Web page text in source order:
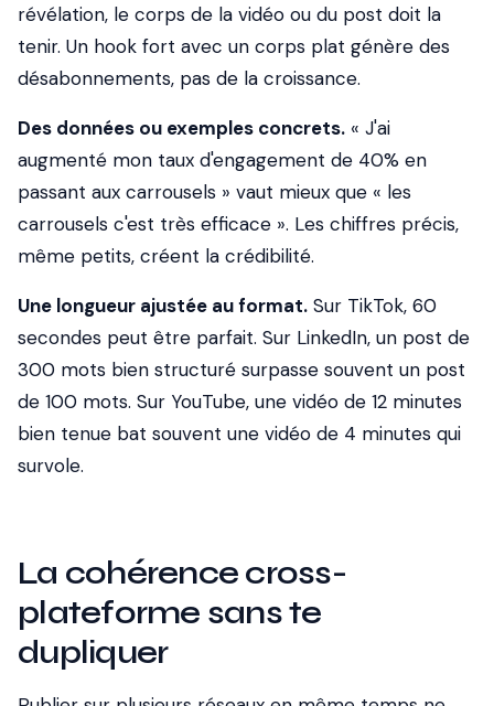
révélation, le corps de la vidéo ou du post doit la
tenir. Un hook fort avec un corps plat génère des
désabonnements, pas de la croissance.
Des données ou exemples concrets. « J'ai
augmenté mon taux d'engagement de 40% en
passant aux carrousels » vaut mieux que « les
carrousels c'est très efficace ». Les chiffres précis,
même petits, créent la crédibilité.
Une longueur ajustée au format. Sur TikTok, 60
secondes peut être parfait. Sur LinkedIn, un post de
300 mots bien structuré surpasse souvent un post
de 100 mots. Sur YouTube, une vidéo de 12 minutes
bien tenue bat souvent une vidéo de 4 minutes qui
survole.
La cohérence cross-
plateforme sans te
dupliquer